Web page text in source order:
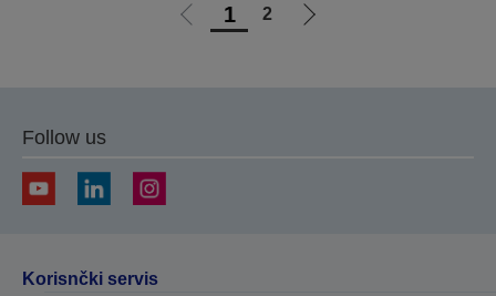
Idi
1 2
Idi
Follow us
Korisnčki servis